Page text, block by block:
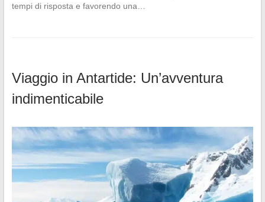
tempi di risposta e favorendo una…
Viaggio in Antartide: Un’avventura
indimenticabile